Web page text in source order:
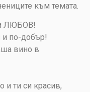
към темата.
ЛЮБОВ!
и по-добър!
вино в
и ти си красив,